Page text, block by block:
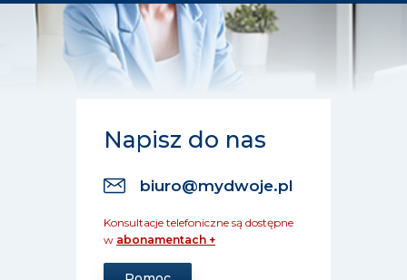
Napisz do nas
biuro@mydwoje.pl
Konsultacje telefoniczne są dostępne
w abonamentach +